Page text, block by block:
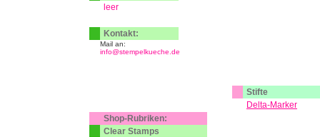
Stifte
Delta-Marker
leer
Kontakt:
Mail an:
info@stempelkueche.de
Shop-Rubriken:
Clear Stamps